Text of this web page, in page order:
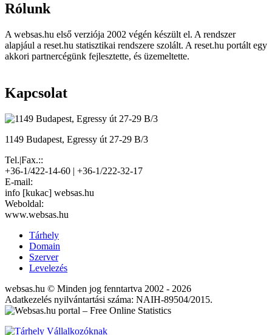
Rólunk
A websas.hu első verziója 2002 végén készült el. A rendszer
alapjául a reset.hu statisztikai rendszere szolált. A reset.hu portált egy
akkori partnercégünk fejlesztette, és üzemeltette.
Kapcsolat
1149 Budapest, Egressy út 27-29 B/3
Tel.|Fax.::
+36-1/422-14-60 | +36-1/222-32-17
E-mail:
info [kukac] websas.hu
Weboldal:
www.websas.hu
Tárhely
Domain
Szerver
Levelezés
websas.hu © Minden jog fenntartva 2002 - 2026
Adatkezelés nyilvántartási száma: NAIH-89504/2015.